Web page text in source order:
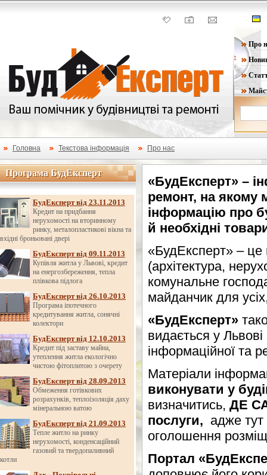
Про
Головна Текстова інформація Про нас
Програма БудЕксперт
Програма БудЕксперт
БудЕксперт від 23.11.2013
Кредит на придбання
нерухомості на вторинному
ринку, металопластикові вікна та
вхідні броньовані двері
БудЕксперт від 09.11.2013
Купівля житла у Львові, кредит
на енергозбереження, тепла
плівкова підлога
БудЕксперт від 26.10.2013
Програма іпотечного
кредитування житла, сонячні
колектори
БудЕксперт від 12.10.2013
Кредит під заставу майна,
утеплення житла екологічно
чистою фітоплитою з очерету
БудЕксперт від 28.09.2013
Обмеження готівкових
розрахунків, теплоізоляція даху
мінеральною ватою
БудЕксперт від 21.09.2013
Тепле житло на ринку
нерухомості, конденсаційний
газовий та твердопаливний
котли
«БудЕксперт» –
ремонт, на якому
інформацію про
й необхідні
«БудЕксперт» – це
(архітектура,
комунальне
майданчик для
«БудЕксперт»
видається у
інформаційної та
Матеріали
виконувати у
визначитись, ДЕ
послуги, адже тут
оголошення
Портал